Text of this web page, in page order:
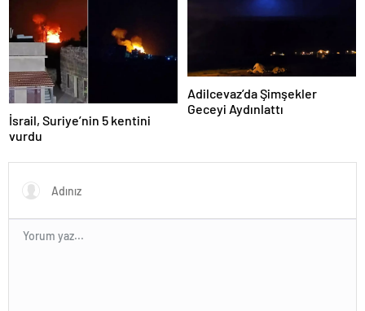
İsrail, Suriye’nin 5 kentini
vurdu
Adilcevaz’da Şimşekler
Geceyi Aydınlattı